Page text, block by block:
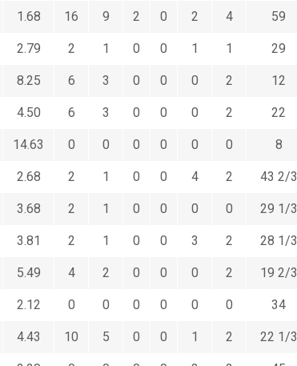
1.68 16 9 2 0 2 4 59
2.79 2 1 0 0 1 1 29
8.25 6 3 0 0 0 2 12
4.50 6 3 0 0 0 2 22
14.63 0 0 0 0 0 0 8
2.68 2 1 0 0 4 2 43 2/3
3.68 2 1 0 0 0 0 29 1/3
3.81 2 1 0 0 3 2 28 1/3
5.49 4 2 0 0 0 2 19 2/3
2.12 0 0 0 0 0 0 34
4.43 10 5 0 0 1 2 22 1/3